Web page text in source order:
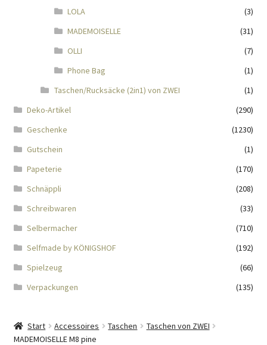
Löschanfrage
Mein Konto
Nähtag
Shop
Über uns
Versandarten
Warenkorb
Widerrufsbelehrung
LOLA
(3)
MADEMOISELLE
(31)
OLLI
(7)
Phone Bag
(1)
Taschen/Rucksäcke (2in1) von ZWEI
(1)
Deko-Artikel
(290)
Geschenke
(1230)
Gutschein
(1)
Papeterie
(170)
Schnäppli
(208)
Schreibwaren
(33)
Selbermacher
(710)
Selfmade by KÖNIGSHOF
(192)
Spielzeug
(66)
Verpackungen
(135)
Start Accessoires Taschen
Taschen von ZWEI
MADEMOISELLE M8 pine